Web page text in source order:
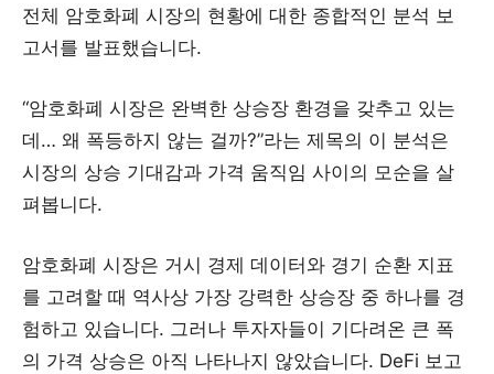
전체 암호화폐 시장의 현황에 대한 종합적인 분석 보
고서를 발표했습니다.
“암호화폐 시장은 완벽한 상승장 환경을 갖추고 있는
데… 왜 폭등하지 않는 걸까?”라는 제목의 이 분석은
시장의 상승 기대감과 가격 움직임 사이의 모순을 살
펴봅니다.
암호화폐 시장은 거시 경제 데이터와 경기 순환 지표
를 고려할 때 역사상 가장 강력한 상승장 중 하나를 경
험하고 있습니다. 그러나 투자자들이 기다려온 큰 폭
의 가격 상승은 아직 나타나지 않았습니다. DeFi 보고